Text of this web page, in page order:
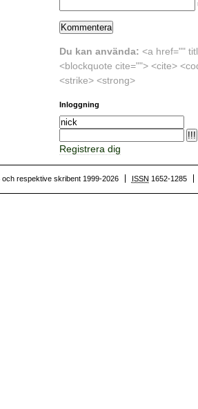
Du kan använda: <a href=""
<blockquote cite=""> <cite>
<strike> <strong>
Inloggning
Registrera dig
respektive skribent 1999-2026 ISSN 1652-1285